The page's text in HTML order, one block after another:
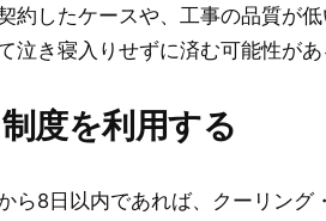
約したケースや、工事の品質が
泣き寝入りせずに済む可能性があ
度を利用する
ら8日以内であれば、クーリング